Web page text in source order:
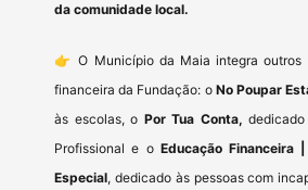
da comunidade local.
👉 O Município da Maia integra outros
financeira da Fundação: o No Poupar
às escolas, o Por Tua Conta,
Profissional e o Educação Financeira
Especial, dedicado às pessoas com